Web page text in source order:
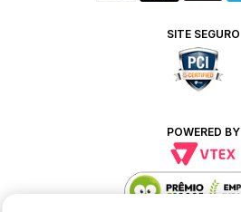
SITE SEGURO
POWERED BY